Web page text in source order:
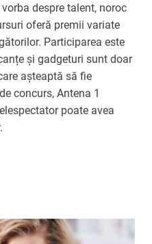
despre talent, noroc
oferă premii variate
Participarea este
și gadgeturi sunt doar
așteaptă să fie
concurs, Antena 1
poate avea